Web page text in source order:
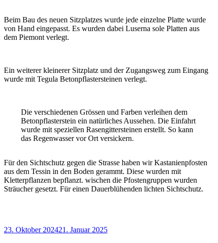
Beim Bau des neuen Sitzplatzes wurde jede einzelne Platte wurde
von Hand eingepasst. Es wurden dabei Luserna sole Platten aus
dem Piemont verlegt.
Ein weiterer kleinerer Sitzplatz und der Zugangsweg zum Eingang
wurde mit Tegula Betonpflastersteinen verlegt.
Die verschiedenen Grössen und Farben verleihen dem
Betonpflasterstein ein natürliches Aussehen. Die Einfahrt
wurde mit speziellen Rasengittersteinen erstellt. So kann
das Regenwasser vor Ort versickern.
Für den Sichtschutz gegen die Strasse haben wir Kastanienpfosten
aus dem Tessin in den Boden gerammt. Diese wurden mit
Kletterpflanzen bepflanzt. wischen die Pfostengruppen wurden
Sträucher gesetzt. Für einen Dauerblühenden lichten Sichtschutz.
Veröffentlicht
23. Oktober 202421. Januar 2025